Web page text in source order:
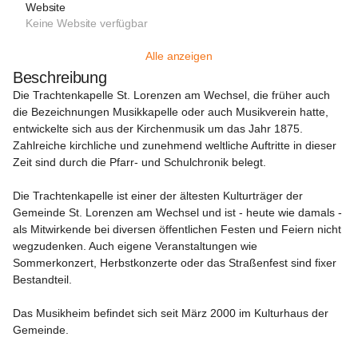
Website
Keine Website verfügbar
Alle anzeigen
Beschreibung
Die Trachtenkapelle St. Lorenzen am Wechsel , die früher auch
die Bezeichnungen Musikkapelle oder auch Musikverein hatte,
entwickelte sich aus der Kirchenmusik um das Jahr 1875
Zahlreiche kirchliche und zunehmend weltliche Auftritte in dieser
Zeit sind durch die Pfarr- und Schulchronik belegt.
Die Trachtenkapelle ist einer der ältesten Kulturträger der
Gemeinde St. Lorenzen am Wechsel und ist - heute wie damals -
als Mitwirkende bei diversen öffentlichen Festen und Feiern nicht
wegzudenken. Auch eigene Veranstaltungen wie
Sommerkonzert, Herbstkonzerte oder das Straßenfest sind fixer
Bestandteil.
Das Musikheim befindet sich seit März 2000 im Kulturhaus der
Gemeinde.